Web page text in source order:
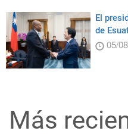
El
de
05/
Más